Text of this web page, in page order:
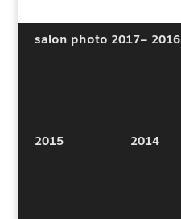
salon photo 2017– 2016
2015 2014